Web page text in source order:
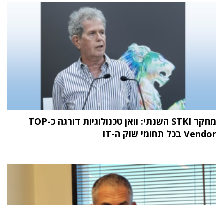
מחקר STKI השנתי: וואן טכנולוגיות דורגה כ-TOP
Vendor בכל תחומי שוק ה-IT